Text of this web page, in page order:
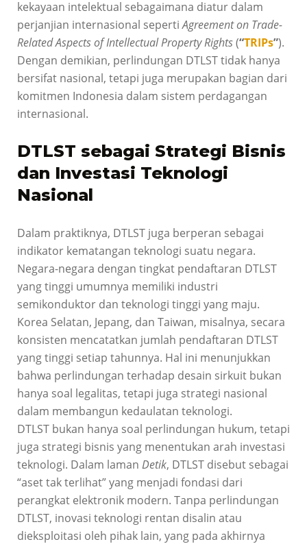
kekayaan intelektual sebagaimana diatur dalam
perjanjian internasional sepertiAgreement on Trade-
Related Aspects of Intellectual Property Rights(“TRIPs”).
Dengan demikian, perlindungan DTLST tidak hanya
bersifat nasional, tetapi juga merupakan bagian dari
komitmen Indonesia dalam sistem perdagangan
internasional.
DTLST sebagai Strategi Bisnis
dan Investasi Teknologi
Nasional
Dalam praktiknya, DTLST juga berperan sebagai
indikator kematangan teknologi suatu negara.
Negara-negara dengan tingkat pendaftaran DTLST
yang tinggi umumnya memiliki industri
semikonduktor dan teknologi tinggi yang maju.
Korea Selatan, Jepang, dan Taiwan, misalnya, secara
konsisten mencatatkan jumlah pendaftaran DTLST
yang tinggi setiap tahunnya. Hal ini menunjukkan
bahwa perlindungan terhadap desain sirkuit bukan
hanya soal legalitas, tetapi juga strategi nasional
dalam membangun kedaulatan teknologi.
DTLST bukan hanya soal perlindungan hukum, tetapi
juga strategi bisnis yang menentukan arah investasi
teknologi. Dalam laman Detik, DTLST disebut sebagai
“aset tak terlihat” yang menjadi fondasi dari
perangkat elektronik modern. Tanpa perlindungan
DTLST, inovasi teknologi rentan disalin atau
dieksploitasi oleh pihak lain, yang pada akhirnya